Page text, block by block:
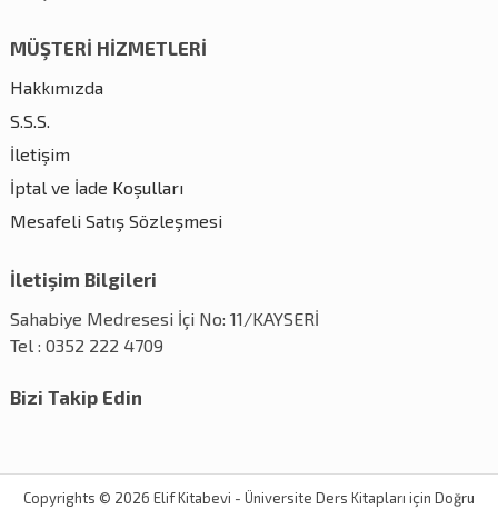
MÜŞTERİ HİZMETLERİ
Hakkımızda
S.S.S.
İletişim
İptal ve İade Koşulları
Mesafeli Satış Sözleşmesi
İletişim Bilgileri
Sahabiye Medresesi İçi No: 11/KAYSERİ
Tel : 0352 222 4709
Bizi Takip Edin
Copyrights © 2026 Elif Kitabevi - Üniversite Ders Kitapları için Doğru